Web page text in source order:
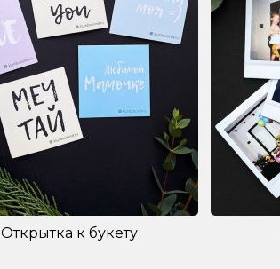
Открытка к букету